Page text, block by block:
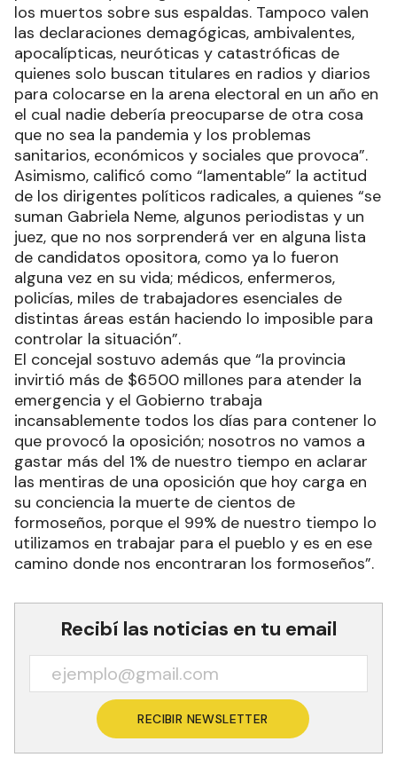
los muertos sobre sus espaldas. Tampoco valen
las declaraciones demagógicas, ambivalentes,
apocalípticas, neuróticas y catastróficas de
quienes solo buscan titulares en radios y diarios
para colocarse en la arena electoral en un año en
el cual nadie debería preocuparse de otra cosa
que no sea la pandemia y los problemas
sanitarios, económicos y sociales que provoca”.
Asimismo, calificó como “lamentable” la actitud
de los dirigentes políticos radicales, a quienes “se
suman Gabriela Neme, algunos periodistas y un
juez, que no nos sorprenderá ver en alguna lista
de candidatos opositora, como ya lo fueron
alguna vez en su vida; médicos, enfermeros,
policías, miles de trabajadores esenciales de
distintas áreas están haciendo lo imposible para
controlar la situación”.
El concejal sostuvo además que “la provincia
invirtió más de $6500 millones para atender la
emergencia y el Gobierno trabaja
incansablemente todos los días para contener lo
que provocó la oposición; nosotros no vamos a
gastar más del 1% de nuestro tiempo en aclarar
las mentiras de una oposición que hoy carga en
su conciencia la muerte de cientos de
formoseños, porque el 99% de nuestro tiempo lo
utilizamos en trabajar para el pueblo y es en ese
camino donde nos encontraran los formoseños”.
Recibí las noticias en tu email
RECIBIR NEWSLETTER